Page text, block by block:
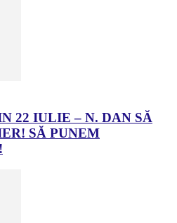
22 IULIE – N. DAN SĂ
SĂ PUNEM